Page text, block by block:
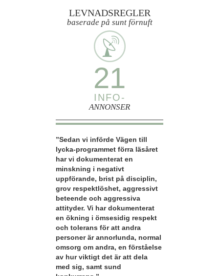
LEVNADSREGLER
baserade på sunt förnuft
21
INFO-
ANNONSER
”Sedan vi införde Vägen till
lycka-programmet förra läsåret
har vi dokumenterat en
minskning i negativt
uppförande, brist på disciplin,
grov respektlöshet, aggressivt
beteende och aggressiva
attityder. Vi har dokumenterat
en ökning i ömsesidig respekt
och tolerans för att andra
personer är annorlunda, normal
omsorg om andra, en förståelse
av hur viktigt det är att dela
med sig, samt sund